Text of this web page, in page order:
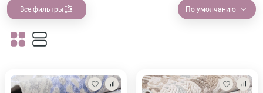
Все фильтры По умолчанию